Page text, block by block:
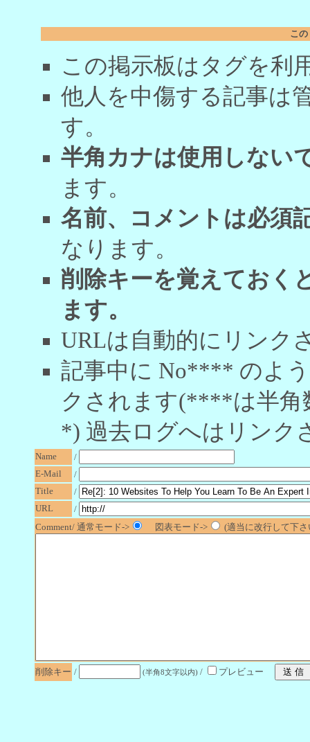
こ
この掲示板はタグを利
他人を中傷する記事は
す。
半角カナは使用しない
ます。
名前、コメントは必須
なります。
削除キーを覚えておく
ます。
URLは自動的にリンク
記事中に No**** のよ
クされます(****は半角
*) 過去ログへはリンク
Name
/
E-Mail
/
Title
/
URL
/
Comment/ 通常モード->
図表モード-> (適当に改行して下
削除キー / (半角8文字以内) / プレビュー